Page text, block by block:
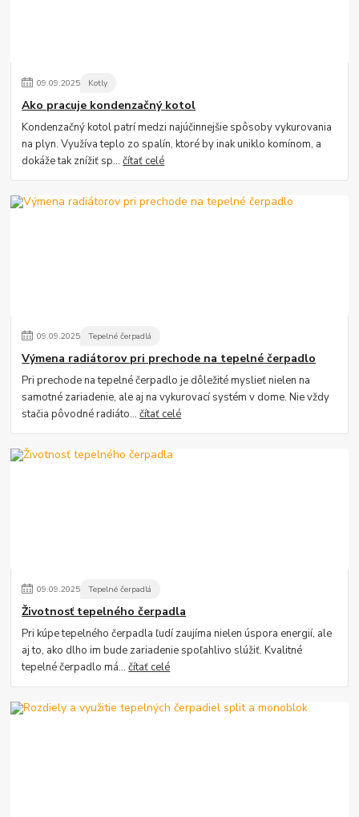
09.09.2025 Kotly
Ako pracuje kondenzačný kotol
Kondenzačný kotol patrí medzi najúčinnejšie spôsoby vykurovania
na plyn. Využíva teplo zo spalín, ktoré by inak uniklo komínom, a
dokáže tak znížiť sp...čítať celé
09.09.2025 Tepelné čerpadlá
Výmena radiátorov pri prechode na tepelné čerpadlo
Pri prechode na tepelné čerpadlo je dôležité myslieť nielen na
samotné zariadenie, ale aj na vykurovací systém v dome. Nie vždy
stačia pôvodné radiáto...čítať celé
09.09.2025 Tepelné čerpadlá
Životnosť tepelného čerpadla
Pri kúpe tepelného čerpadla ľudí zaujíma nielen úspora energií, ale
aj to, ako dlho im bude zariadenie spoľahlivo slúžiť. Kvalitné
tepelné čerpadlo má...čítať celé